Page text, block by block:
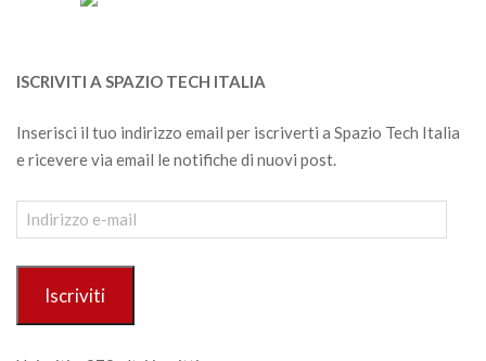
ISCRIVITI A SPAZIO TECH ITALIA
Inserisci il tuo indirizzo email per iscriverti a Spazio Tech Italia
e ricevere via email le notifiche di nuovi post.
Indirizzo
e-
Iscriviti